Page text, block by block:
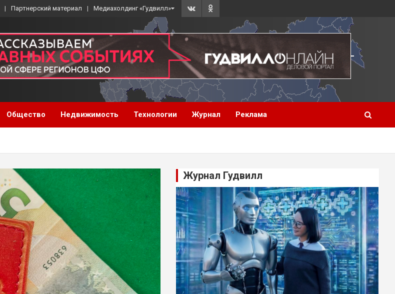
Партнерский материал Медиахолдинг «Гудвилл»
Общество Недвижимость Технологии Журнал Реклама
Журнал Гудвилл